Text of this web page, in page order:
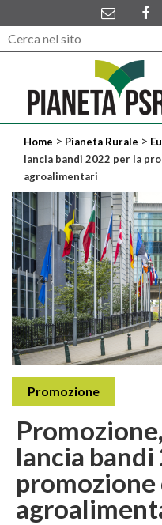
Home > Pianeta Rurale >
lancia bandi 2022 per la
agroalimentari
Promozione
lancia bandi